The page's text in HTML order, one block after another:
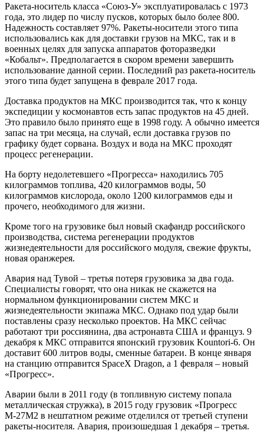
Ракета-носитель класса «Союз-У» эксплуатировалась с 1973
года, это лидер по числу пусков, которых было более 800.
Надежность составляет 97%. Ракеты-носители этого типа
использовались как для доставки грузов на МКС, так и в
военных целях для запуска аппаратов фоторазведки
«Кобальт». Предполагается в скором времени завершить
использование данной серии. Последний раз ракета-носитель
этого типа будет запущена в феврале 2017 года.
Доставка продуктов на МКС производится так, что к концу
экспедиции у космонавтов есть запас продуктов на 45 дней.
Это правило было принято еще в 1998 году. А обычно имеется
запас на три месяца, на случай, если доставка грузов по
графику будет сорвана. Воздух и вода на МКС проходят
процесс регенерации.
На борту недолетевшего «Прогресса» находились 705
килограммов топлива, 420 килограммов воды, 50
килограммов кислорода, около 1200 килограммов еды и
прочего, необходимого для жизни.
Кроме того на грузовике был новый скафандр российского
производства, система регенерации продуктов
жизнедеятельности для российского модуля, свежие фрукты,
новая оранжерея.
Авария над Тувой – третья потеря грузовика за два года.
Специалисты говорят, что она никак не скажется на
нормальном функционировании систем МКС и
жизнедеятельности экипажа МКС. Однако под удар были
поставлены сразу несколько проектов. На МКС сейчас
работают три россиянина, два астронавта США и француз. 9
декабря к МКС отправится японский грузовик Kountori-6. Он
доставит 600 литров воды, сменные батареи. В конце января
на станцию отправится SpaceX Dragon, а 1 февраля – новый
«Прогресс».
Аварии были в 2011 году (в топливную систему попала
металлическая стружка), в 2015 году грузовик «Прогресс
М-27М2 в нештатном режиме отделился от третьей ступени
ракеты-носителя. Авария, произошедшая 1 декабря – третья.